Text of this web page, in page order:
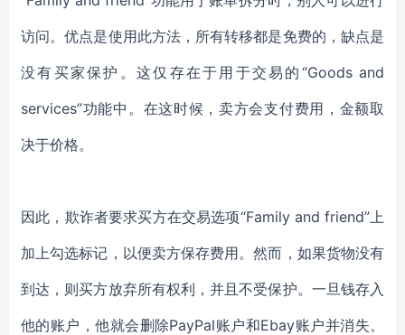
访问。优点是使用此方法，所有转移都是免费的，缺点是
没有买家保护。这仅存在于用于交易的“Goods and
services”功能中。在这时候，卖方会支付费用，金额取
决于价格。
因此，欺诈者要求买方在交易选项“Family and friend”上
加上勾选标记，以便卖方保存费用。然而，如果货物没有
到达，则买方放弃所有权利，并且不受保护。一旦钱存入
他的账户，他就会删除PayPal账户和Ebay账户并消失。